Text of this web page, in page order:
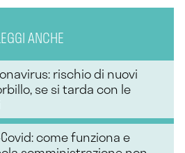
ANCHE
rischio di nuovi
se si tarda con le
come funziona e